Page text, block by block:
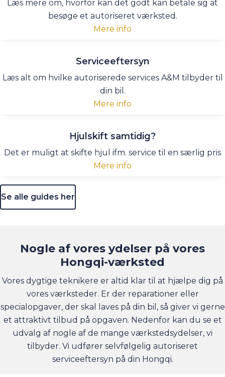
Læs mere om, hvorfor kan det godt kan betale sig at
besøge et autoriseret værksted.
Mere info
Serviceeftersyn
Læs alt om hvilke autoriserede services A&M tilbyder til
din bil.
Mere info
Hjulskift samtidig?
Det er muligt at skifte hjul ifm. service til en særlig pris
Mere info
Se alle guides her
Nogle af vores ydelser på vores
Hongqi-værksted
Vores dygtige teknikere er altid klar til at hjælpe dig på
vores værksteder. Er der reparationer eller
specialopgaver, der skal laves på din bil, så giver vi gerne
et attraktivt tilbud på opgaven. Nedenfor kan du se et
udvalg af nogle af de mange værkstedsydelser, vi
tilbyder. Vi udfører selvfølgelig autoriseret
serviceeftersyn på din Hongqi.